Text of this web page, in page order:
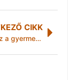
CIKK
Vakációzz a gyermekkönyvtárban!